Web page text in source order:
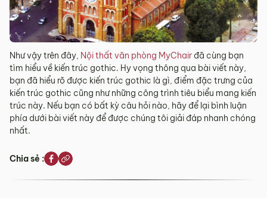
Như vậy trên đây, Nội thất văn phòng MyChair đã cùng bạn
tìm hiểu về kiến trúc gothic. Hy vọng thông qua bài viết này,
bạn đã hiểu rõ được kiến trúc gothic là gì, điểm đặc trưng của
kiến trúc gothic cũng như những công trình tiêu biểu mang kiến
trúc này. Nếu bạn có bất kỳ câu hỏi nào, hãy để lại bình luận
phía dưới bài viết này để được chúng tôi giải đáp nhanh chóng
nhất.
Chia sẻ :